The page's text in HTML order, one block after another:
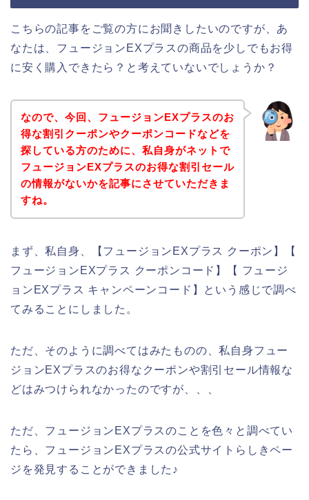
こちらの記事をご覧の方にお聞きしたいのですが、あ
なたは、フュージョンEXプラスの商品を少しでもお得
に安く購入できたら？と考えていないでしょうか？
なので、今回、フュージョンEXプラスのお
得な割引クーポンやクーポンコードなどを
探している方のために、私自身がネットで
フュージョンEXプラスのお得な割引セール
の情報がないかを記事にさせていただきま
すね。
まず、私自身、【フュージョンEXプラス クーポン】【
フュージョンEXプラス クーポンコード】【 フュージ
ョンEXプラス キャンペーンコード】という感じで調べ
てみることにしました。
ただ、そのように調べてはみたものの、私自身フュー
ジョンEXプラスのお得なクーポンや割引セール情報な
どはみつけられなかったのですが、、、
ただ、フュージョンEXプラスのことを色々と調べてい
たら、フュージョンEXプラスの公式サイトらしきペー
ジを発見することができました♪